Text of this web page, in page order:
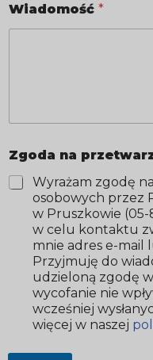
Wiadomość *
E
-
m
Zgoda na
Wyrażam zgodę
osobowych przez
w Pruszkowie (05-
w celu kontaktu
mnie adres e-
Przyjmuję do
udzieloną zgodę
wycofanie nie
wcześniej
więcej w naszej